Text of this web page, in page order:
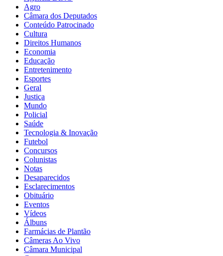
Agro
Câmara dos Deputados
Conteúdo Patrocinado
Cultura
Direitos Humanos
Economia
Educação
Entretenimento
Esportes
Geral
Justiça
Mundo
Policial
Saúde
Tecnologia & Inovação
Futebol
Concursos
Colunistas
Notas
Desaparecidos
Esclarecimentos
Obituário
Eventos
Vídeos
Álbuns
Farmácias de Plantão
Câmeras Ao Vivo
Câmara Municipal